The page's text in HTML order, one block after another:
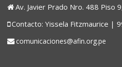
Av. Javier Prado Nro. 488 Piso
Contacto: Yissela Fitzmaurice |
comunicaciones@afin.org.pe